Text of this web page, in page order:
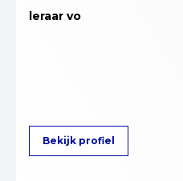
leraar vo
Bekijk profiel